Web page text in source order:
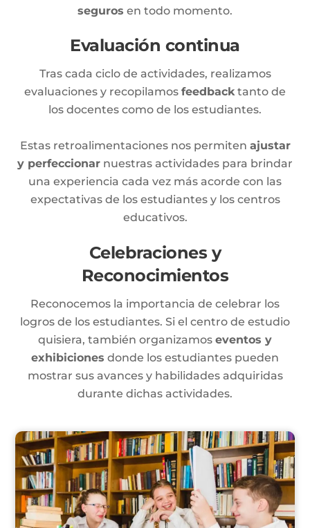
seguros en todo momento.
Evaluación continua
Tras cada ciclo de actividades, realizamos
evaluaciones y recopilamos feedbacktanto de
los docentes como de los estudiantes.
Estas retroalimentaciones nos permiten ajustar
y perfeccionar nuestras actividades para brindar
una experiencia cada vez más acorde con las
expectativas de los estudiantes y los centros
educativos.
Celebraciones y
Reconocimientos
Reconocemos la importancia de celebrar los
logros de los estudiantes. Si el centro de estudio
quisiera, también organizamos eventos y
exhibiciones donde los estudiantes pueden
mostrar sus avances y habilidades adquiridas
durante dichas actividades.